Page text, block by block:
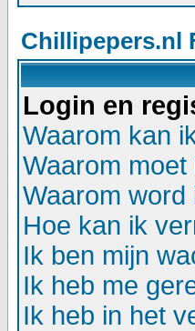
Chillipepers.nl
Login en
Waarom kan
Waarom
Waarom
Hoe kan ik
Ik ben mijn
Ik heb me
Ik heb in het